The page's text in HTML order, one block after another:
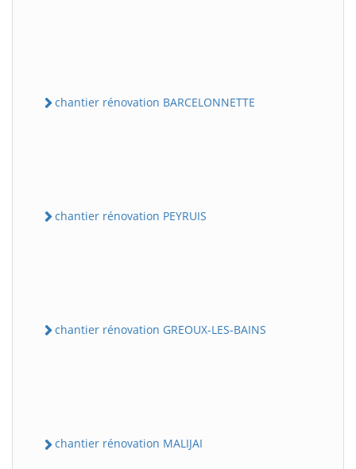
chantier rénovation BARCELONNETTE
chantier rénovation PEYRUIS
chantier rénovation GREOUX-LES-BAINS
chantier rénovation MALIJAI